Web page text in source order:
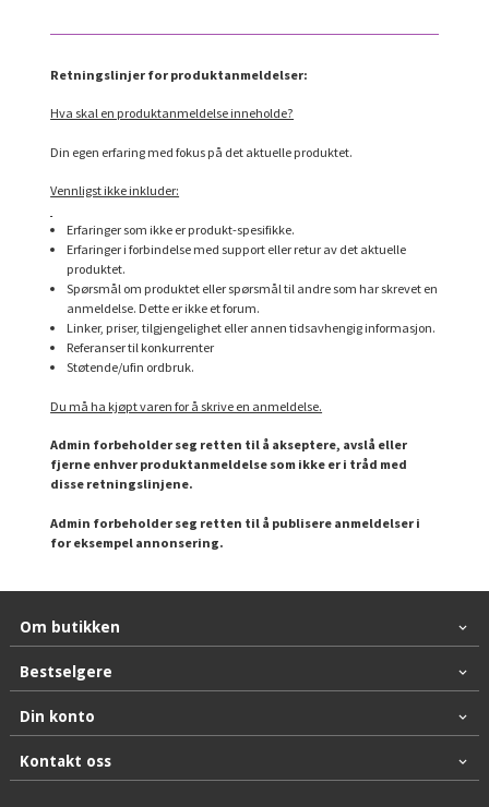
Retningslinjer for produktanmeldelser:
Hva skal en produktanmeldelse inneholde?
Din egen erfaring med fokus på det aktuelle produktet.
Vennligst ikke inkluder:
Erfaringer som ikke er produkt-spesifikke.
Erfaringer i forbindelse med support eller retur av det aktuelle
produktet.
Spørsmål om produktet eller spørsmål til andre som har skrevet en
anmeldelse. Dette er ikke et forum.
Linker, priser, tilgjengelighet eller annen tidsavhengig informasjon.
Referanser til konkurrenter
Støtende/ufin ordbruk.
Du må ha kjøpt varen for å skrive en anmeldelse.
Admin forbeholder seg retten til å akseptere, avslå eller
fjerne enhver produktanmeldelse som ikke er i tråd med
disse retningslinjene.
Admin forbeholder seg retten til å publisere anmeldelser i
for eksempel annonsering.
Om butikken
Bestselgere
Din konto
Kontakt oss